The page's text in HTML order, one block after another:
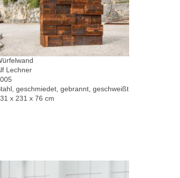
Lechner
geschmiedet, gebrannt, geschweißt
x 231 x 76 cm